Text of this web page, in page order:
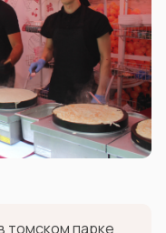
томском парке